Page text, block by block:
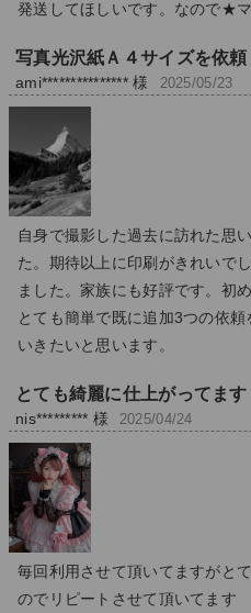
発送してほしいです。なので★マ
写真光沢紙Ａ４サイズを依頼
ami*************** 様 2025/05/23
自身で撮影した過去に訪れた思
た。期待以上に印刷がきれいで
ました。家族にも好評です。初
とても簡単で既に追加3つの依
いきたいと思います。
とても綺麗に仕上がってます
nis********* 様 2025/04/24
毎回利用させて頂いてますがと
のでリピートさせて頂いてます